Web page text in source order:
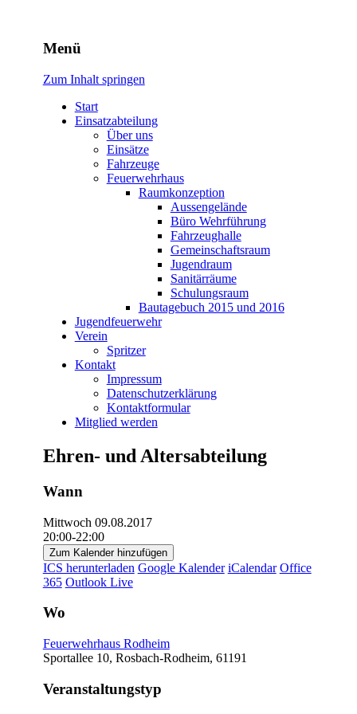
Freiwillige Feuerwehr
Rodheim v.d.H.
Menü
Zum Inhalt springen
Start
Einsatzabteilung
Über uns
Einsätze
Fahrzeuge
Feuerwehrhaus
Raumkonzeption
Aussengelände
Büro Wehrführung
Fahrzeughalle
Gemeinschaftsraum
Jugendraum
Sanitärräume
Schulungsraum
Bautagebuch 2015 und 2016
Jugendfeuerwehr
Verein
Spritzer
Kontakt
Impressum
Datenschutzerklärung
Kontaktformular
Mitglied werden
Ehren- und Altersabteilung
Wann
Mittwoch 09.08.2017
20:00-22:00
Zum Kalender hinzufügen
ICS herunterladen Google Kalender iCalendar Office
365 Outlook Live
Wo
Feuerwehrhaus Rodheim
Sportallee 10, Rosbach-Rodheim, 61191
Veranstaltungstyp